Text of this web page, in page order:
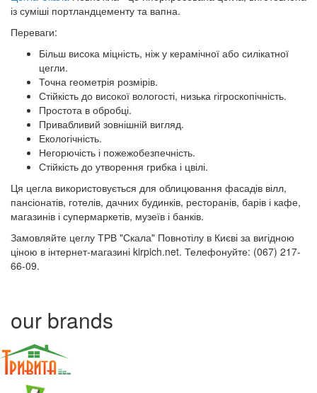
із суміші портландцементу та вапна.
Переваги:
Більш висока міцність, ніж у керамічної або силікатної
цегли.
Точна геометрія розмірів.
Стійкість до високої вологості, низька гігроскопічність.
Простота в обробці.
Привабливий зовнішній вигляд.
Екологічність.
Негорючість і пожежобезпечність.
Стійкість до утворення грибка і цвілі.
Ця цегла використовується для облицювання фасадів вілл,
пансіонатів, готелів, дачних будинків, ресторанів, барів і кафе,
магазинів і супермаркетів, музеїв і банків.
Замовляйте цеглу ТРВ "Скала" Повнотілу в Києві за вигідною
ціною в інтернет-магазині kirpich.net. Телефонуйте: (067) 217-
66-09.
our brands